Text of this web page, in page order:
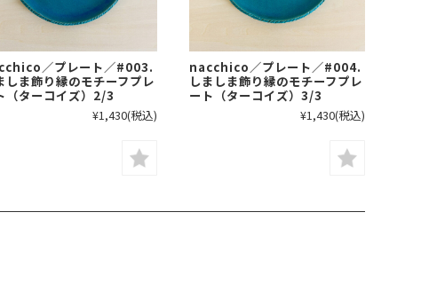
／プレート／#003.
しま飾り縁のモチーフプレ
（ターコイズ）2/3
¥1,430(税込)
nacchico／プレート／#004.
しましま飾り縁のモチーフプレ
ート（ターコイズ）3/3
¥1,430(税込)